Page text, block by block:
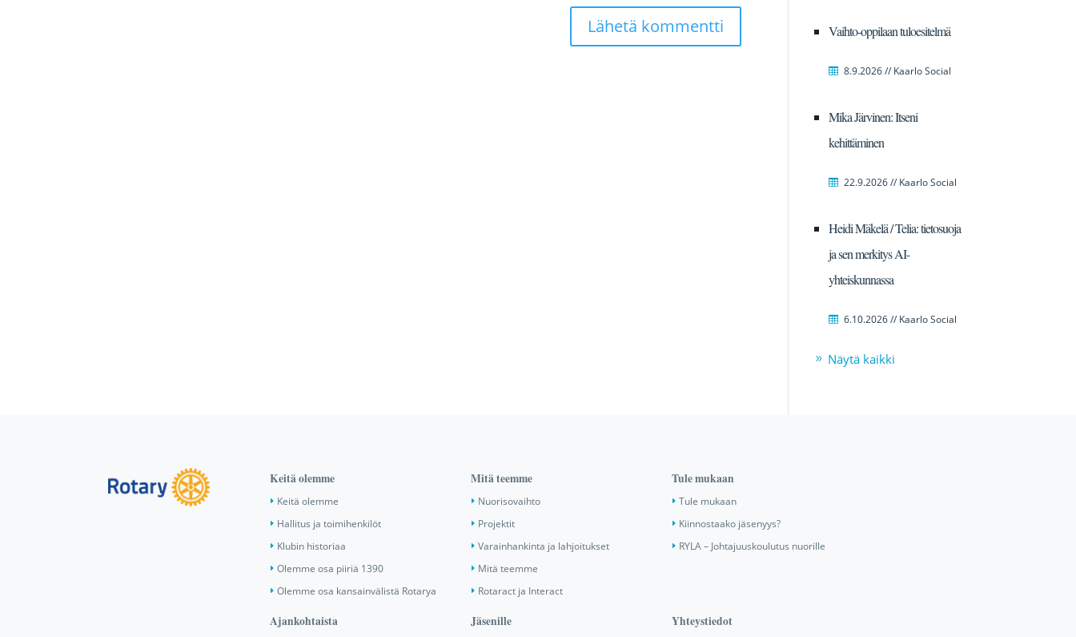
Vaihto-oppilaan tuloesitelmä
8.9.2026 // Kaarlo Social
Mika Järvinen: Itseni
kehittäminen
22.9.2026 // Kaarlo Social
Heidi Mäkelä / Telia: tietosuoja
ja sen merkitys AI-
yhteiskunnassa
6.10.2026 // Kaarlo Social
Näytä kaikki
Keitä olemme
Keitä olemme
Hallitus ja toimihenkilöt
Klubin historiaa
Olemme osa piiriä 1390
Olemme osa kansainvälistä Rotarya
Mitä teemme
Nuorisovaihto
Projektit
Varainhankinta ja lahjoitukset
Mitä teemme
Rotaract ja Interact
Tule mukaan
Tule mukaan
Kiinnostaako jäsenyys?
RYLA – Johtajuuskoulutus nuorille
Ajankohtaista Jäsenille Yhteystiedot